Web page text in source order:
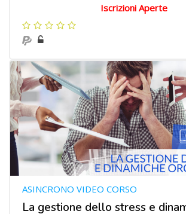
Iscrizioni Aperte
La gestione dello stress e
ASINCRONO VIDEO CORSO